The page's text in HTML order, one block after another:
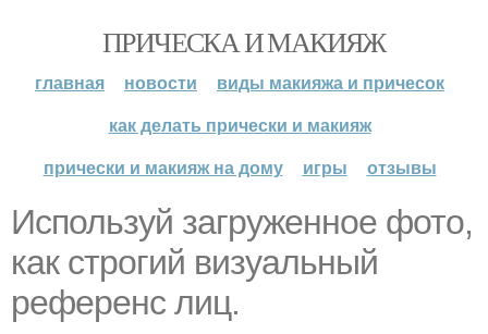
ПРИЧЕСКА И МАКИЯЖ
главная новости
виды макияжа и причесок
как делать прически и макияж
прически и макияж на дому
игры отзывы
Используй загруженное фото,
как строгий визуальный
референс лиц.